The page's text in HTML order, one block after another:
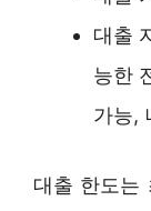
대출
능한
가능,
대출 한도는